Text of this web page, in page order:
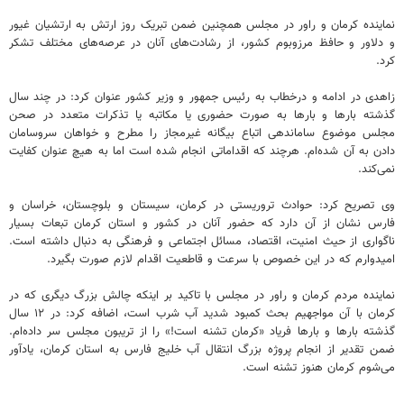
نماینده کرمان و راور در مجلس همچنین ضمن تبریک روز ارتش به ارتشیان غیور
و دلاور و حافظ مرزوبوم کشور، از رشادت‌های آنان در عرصه‌های مختلف تشکر
کرد.
زاهدی در ادامه و درخطاب به رئیس جمهور و وزیر کشور عنوان کرد: در چند سال
گذشته بارها و بارها به صورت حضوری یا مکاتبه یا تذکرات متعدد در صحن
مجلس موضوع ساماندهی اتباع بیگانه غیرمجاز را مطرح و خواهان سروسامان
دادن به آن شده‌ام. هرچند که اقداماتی انجام شده است اما به هیچ عنوان کفایت
نمی‌کند.
وی تصریح کرد: حوادث تروریستی در کرمان، سیستان و بلوچستان، خراسان و
فارس نشان از آن دارد که حضور آنان در کشور و استان کرمان تبعات بسیار
ناگواری از حیث امنیت، اقتصاد، مسائل اجتماعی و فرهنگی به دنبال داشته است.
امیدوارم که در این خصوص با سرعت و قاطعیت اقدام لازم صورت بگیرد.
نماینده مردم کرمان و راور در مجلس با تاکید بر اینکه چالش بزرگ دیگری که در
کرمان با آن مواجهیم بحث کمبود شدید آب شرب است، اضافه کرد: در ۱۲ سال
گذشته بارها و بارها فریاد «کرمان تشنه است!» را از تریبون مجلس سر داده‌ام.
ضمن تقدیر از انجام پروژه بزرگ انتقال آب خلیج فارس به استان کرمان، یادآور
می‌شوم کرمان هنوز تشنه است.